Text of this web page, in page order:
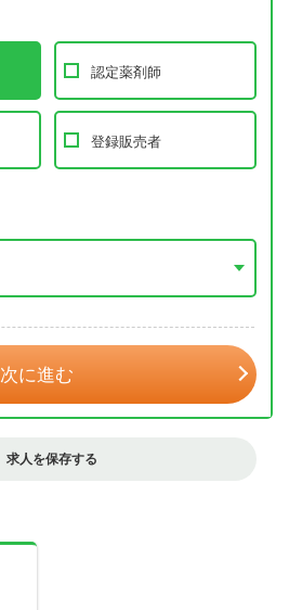
認定薬剤師
登録販売者
次に進む
求人を保存する